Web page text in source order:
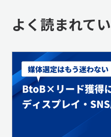
よく読まれて